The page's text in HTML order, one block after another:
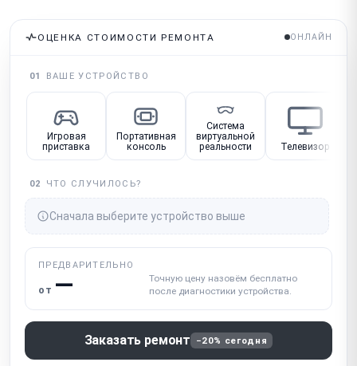
ОЦЕНКА СТОИМОСТИ РЕМОНТА ОНЛАЙН
01 ВАШЕ УСТРОЙСТВО
Игровая
приставка
Портативная
консоль
Система
виртуальной
реальности
Телевизор
02 ЧТО СЛУЧИЛОСЬ?
Сначала выберите устройство выше
ПРЕДВАРИТЕЛЬНО
от —
Точную цену назовём бесплатно
после диагностики устройства.
Заказать ремонт −20% сегодня